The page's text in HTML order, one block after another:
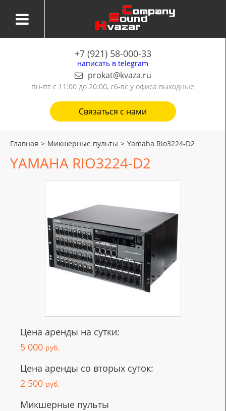
+7 (921) 58-000-33
написать в telegram
prokat@kvaza.ru
пн-пт с 11:00 до 20:00, сб-вс у офиса выходные
Связаться с нами
Главная > Микшерные пульты > Yamaha Rio3224-D2
YAMAHA RIO3224-D2
Цена аренды на сутки:
5 000 руб.
Цена аренды со вторых суток:
2 500 руб.
Микшерные пульты